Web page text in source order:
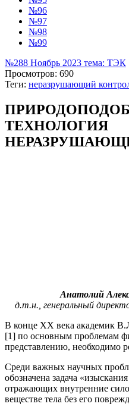
№96
№97
№98
№99
№288 Ноябрь 2023 тема: ТЭК
Просмотров: 690
Теги: неразрушающий
ТЕХНОЛОГИЯ
Анатолий
д.т.н., генеральный
В конце XX века академик
[1] по основным проблемам
представлению, необходимо
Среди важных научных
обозначена задача
отражающих внутренние
веществе тела без его